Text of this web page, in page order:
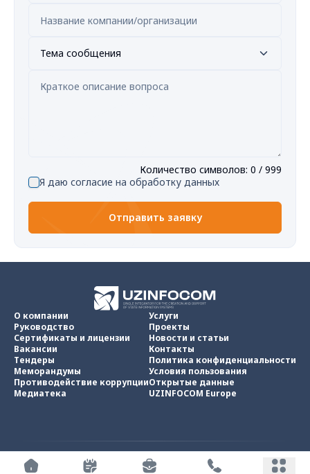
Тема сообщения
Количество символов: 0 / 999
Я даю согласие на обработку данных
Отправить заявку
О компании
Руководство
Сертификаты и лицензии
Вакансии
Тендеры
Меморандумы
Противодействие коррупции
Медиатека
Услуги
Проекты
Новости и статьи
Контакты
Политика конфиденциальности
Условия пользования
Открытые данные
UZINFOCOM Europe
UZINFOCOM © 2002 - 2026
Все права защищены